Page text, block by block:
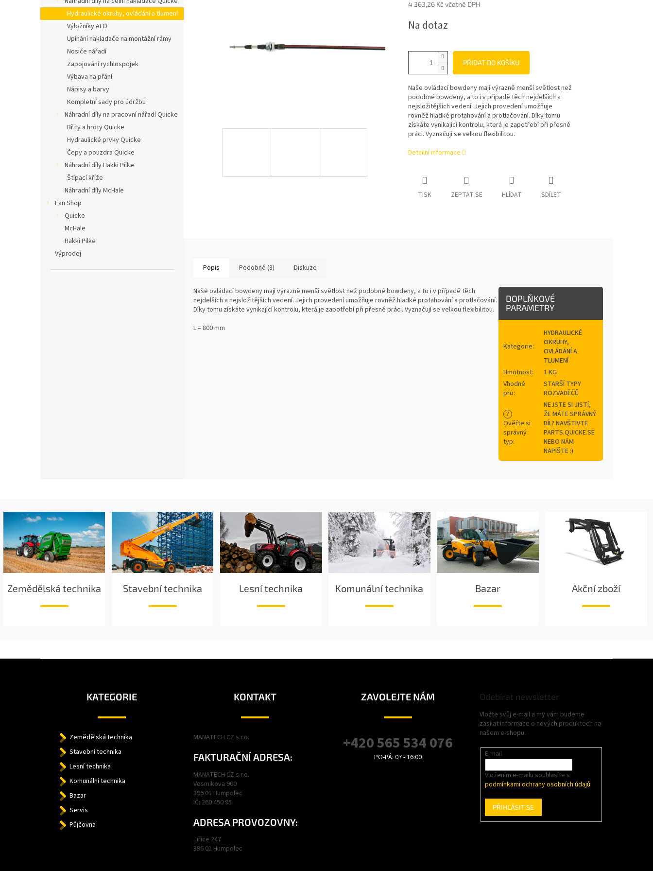
Hydraulické okruhy, ovládání a tlumení
Výložníky ALÖ
Upínání nakladače na montážní rámy
Nosiče nářadí
Zapojování rychlospojek
Výbava na přání
Nápisy a barvy
Kompletní sady pro údržbu
Náhradní díly na pracovní nářadí Quicke
Břity a hroty Quicke
Hydraulické prvky Quicke
Čepy a pouzdra Quicke
Náhradní díly Hakki Pilke
Štípací kříže
Náhradní díly McHale
Fan Shop
Quicke
McHale
Hakki Pilke
Výprodej
4 363,26 Kč včetně DPH
cena:
Na dotaz
PŘIDAT DO KOŠÍKU
Naše ovládací bowdeny mají výrazně menší světlost než
podobné bowdeny, a to i v případě těch nejdelších a
nejsložitějších vedení. Jejich provedení umožňuje
rovněž hladké protahování a protlačování. Díky tomu
získáte vynikající kontrolu, která je zapotřebí při přesné
práci. Vyznačují se velkou flexibilitou.
Detailní informace
TISK ZEPTAT SE HLÍDAT SDÍLET
Popis Podobné (8) Diskuze
Naše ovládací bowdeny mají výrazně menší světlost než podobné bowdeny, a to i v případě těch
nejdelších a nejsložitějších vedení. Jejich provedení umožňuje rovněž hladké protahování a protlačování.
Díky tomu získáte vynikající kontrolu, která je zapotřebí při přesné práci. Vyznačují se velkou flexibilitou.
L = 800 mm
DOPLŇKOVÉ
PARAMETRY
Kategorie:
HYDRAULICKÉ
OKRUHY,
OVLÁDÁNÍ A
TLUMENÍ
Hmotnost:
1 KG
Vhodné
pro:
STARŠÍ TYPY
ROZVADĚČŮ
?
Ověřte si
správný
typ:
NEJSTE SI JISTÍ,
ŽE MÁTE SPRÁVNÝ
DÍL? NAVŠTIVTE
PARTS.QUICKE.SE
NEBO NÁM
NAPIŠTE :)
Zemědělská technika Stavební technika Lesní technika Komunální technika Bazar Akční zboží
KATEGORIE
Zemědělská technika
Stavební technika
Lesní technika
Komunální technika
Bazar
Servis
Půjčovna
KONTAKT
MANATECH CZ s.r.o.
FAKTURAČNÍ ADRESA:
MANATECH CZ s.r.o.
Vosmikova 900
396 01 Humpolec
IČ: 260 450 95
ADRESA PROVOZOVNY:
Jiřice 247
396 01 Humpolec
ZAVOLEJTE NÁM
+420 565 534 076
PO-PÁ: 07 - 16:00
Odebírat newsletter
Vložte svůj e-mail a my vám budeme
zasílat informace o nových produktech na
našem e-shopu.
E-mail
Vložením e-mailu souhlasíte s
podmínkami ochrany osobních údajů
PŘIHLÁSIT SE